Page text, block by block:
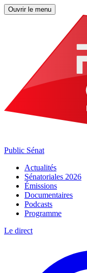
Ouvrir le menu
Public Sénat
Actualités
Sénatoriales 2026
Émissions
Documentaires
Podcasts
Programme
Le direct